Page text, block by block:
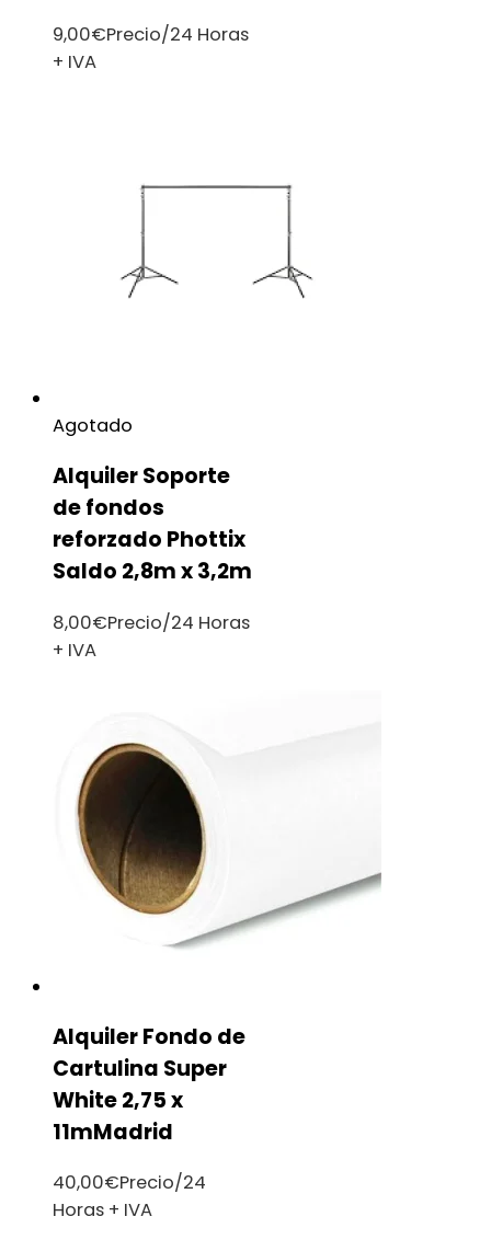
9,00€Precio/24 Horas
+ IVA
Agotado
Alquiler Soporte
de fondos
reforzado Phottix
Saldo 2,8m x 3,2m
8,00€Precio/24 Horas
+ IVA
Alquiler Fondo de
Cartulina Super
White 2,75 x
11mMadrid
40,00€Precio/24
Horas + IVA